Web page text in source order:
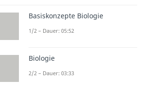
Basiskonzepte Biologie
1/2 – Dauer: 05:52
Biologie
2/2 – Dauer: 03:33